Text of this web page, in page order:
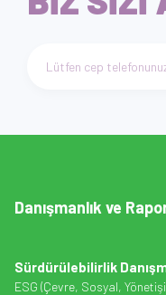
Telefon numarası
Danışmanlık ve
Sürdürülebilirlik
ESG (Çevre, Sosyal,